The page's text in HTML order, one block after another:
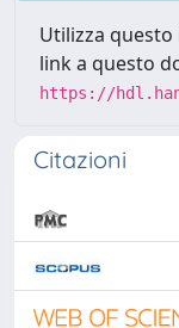
Utilizza
link a questo
https://
Citazioni